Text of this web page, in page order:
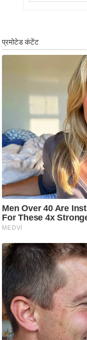
B
r
N
e
w
s
ला
इ
फ
स्टा
इ
टे
क्नॉ
लॉ
जी
ब्यू
टी